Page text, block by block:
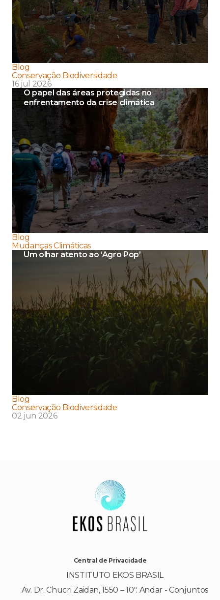
Blog
Conservação Biodiversidade
16 jul 2026
O papel das áreas protegidas no
enfrentamento da crise climática
Blog
Mudanças Climáticas
Um olhar atento ao ‘Agro Pop’
Blog
Conservação Biodiversidade
02 jun 2026
Central de Privacidade
INSTITUTO EKOS BRASIL
Av. Dr. Chucri Zaidan, 1550 – 10º. Andar - Conjuntos